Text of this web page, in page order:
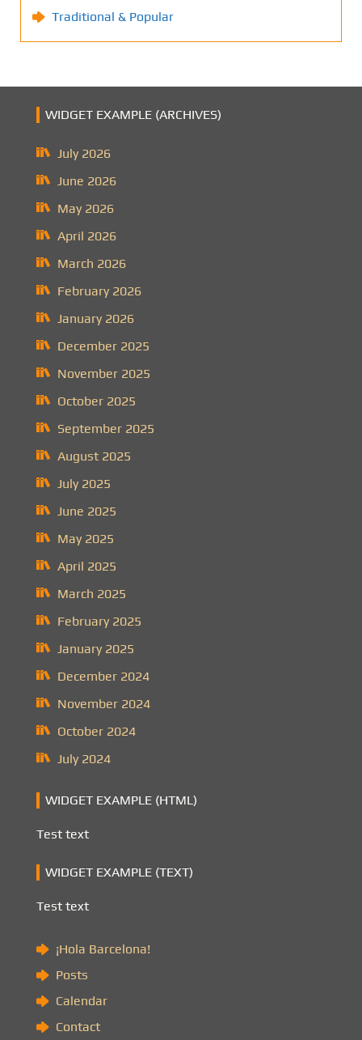
Traditional & Popular
WIDGET EXAMPLE (ARCHIVES)
July 2026
June 2026
May 2026
April 2026
March 2026
February 2026
January 2026
December 2025
November 2025
October 2025
September 2025
August 2025
July 2025
June 2025
May 2025
April 2025
March 2025
February 2025
January 2025
December 2024
November 2024
October 2024
July 2024
WIDGET EXAMPLE (HTML)
Test text
WIDGET EXAMPLE (TEXT)
Test text
¡Hola Barcelona!
Posts
Calendar
Contact